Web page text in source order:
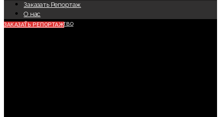
Заказать Репортаж
О нас
Сотрудничество
ЗАКАЗАТЬ РЕПОРТАЖ